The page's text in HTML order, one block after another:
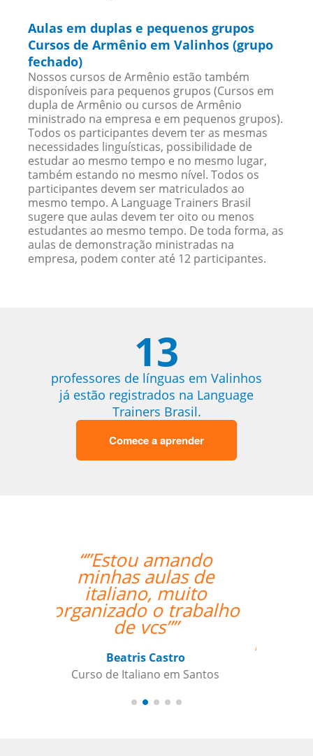
Aulas em duplas e pequenos grupos
Cursos de Armênio em Valinhos (grupo
fechado)
Nossos cursos de Armênio estão também
disponíveis para pequenos grupos (Cursos em
dupla de Armênio ou cursos de Armênio
ministrado na empresa e em pequenos grupos).
Todos os participantes devem ter as mesmas
necessidades linguísticas, possibilidade de
estudar ao mesmo tempo e no mesmo lugar,
também estando no mesmo nível. Todos os
participantes devem ser matriculados ao
mesmo tempo. A Language Trainers Brasil
sugere que aulas devem ter oito ou menos
estudantes ao mesmo tempo. De toda forma, as
aulas de demonstração ministradas na
empresa, podem conter até 12 participantes.
13
professores de línguas em Valinhos
já estão registrados na Language
Trainers Brasil.
Comece a aprender
“”The class with Ivo
went well. He knows
his stuff and is very
helpful. He replies
quickly outside class
questions. ””
Curso de Português em Santos